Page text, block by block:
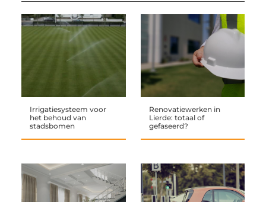
Irrigatiesysteem voor
het behoud van
stadsbomen
Renovatiewerken in
Lierde: totaal of
gefaseerd?